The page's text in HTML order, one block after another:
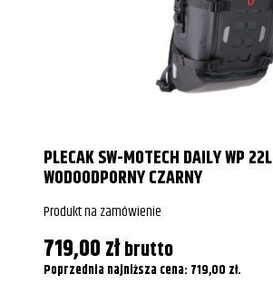
PLECAK SW-MOTECH DAILY WP 22L
WODOODPORNY CZARNY
Produkt na zamówienie
719,00złbrutto
Poprzednia najniższa cena: 719,00 zł.